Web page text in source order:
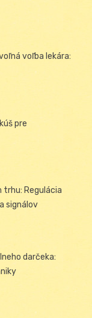
voľba lekára:
pre
trhu: Regulácia
signálov
darčeka: